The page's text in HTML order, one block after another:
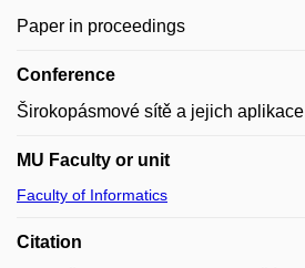
Paper in proceedings
Conference
Širokopásmové sítě a jejich aplikace
MU Faculty or unit
Faculty of Informatics
Citation